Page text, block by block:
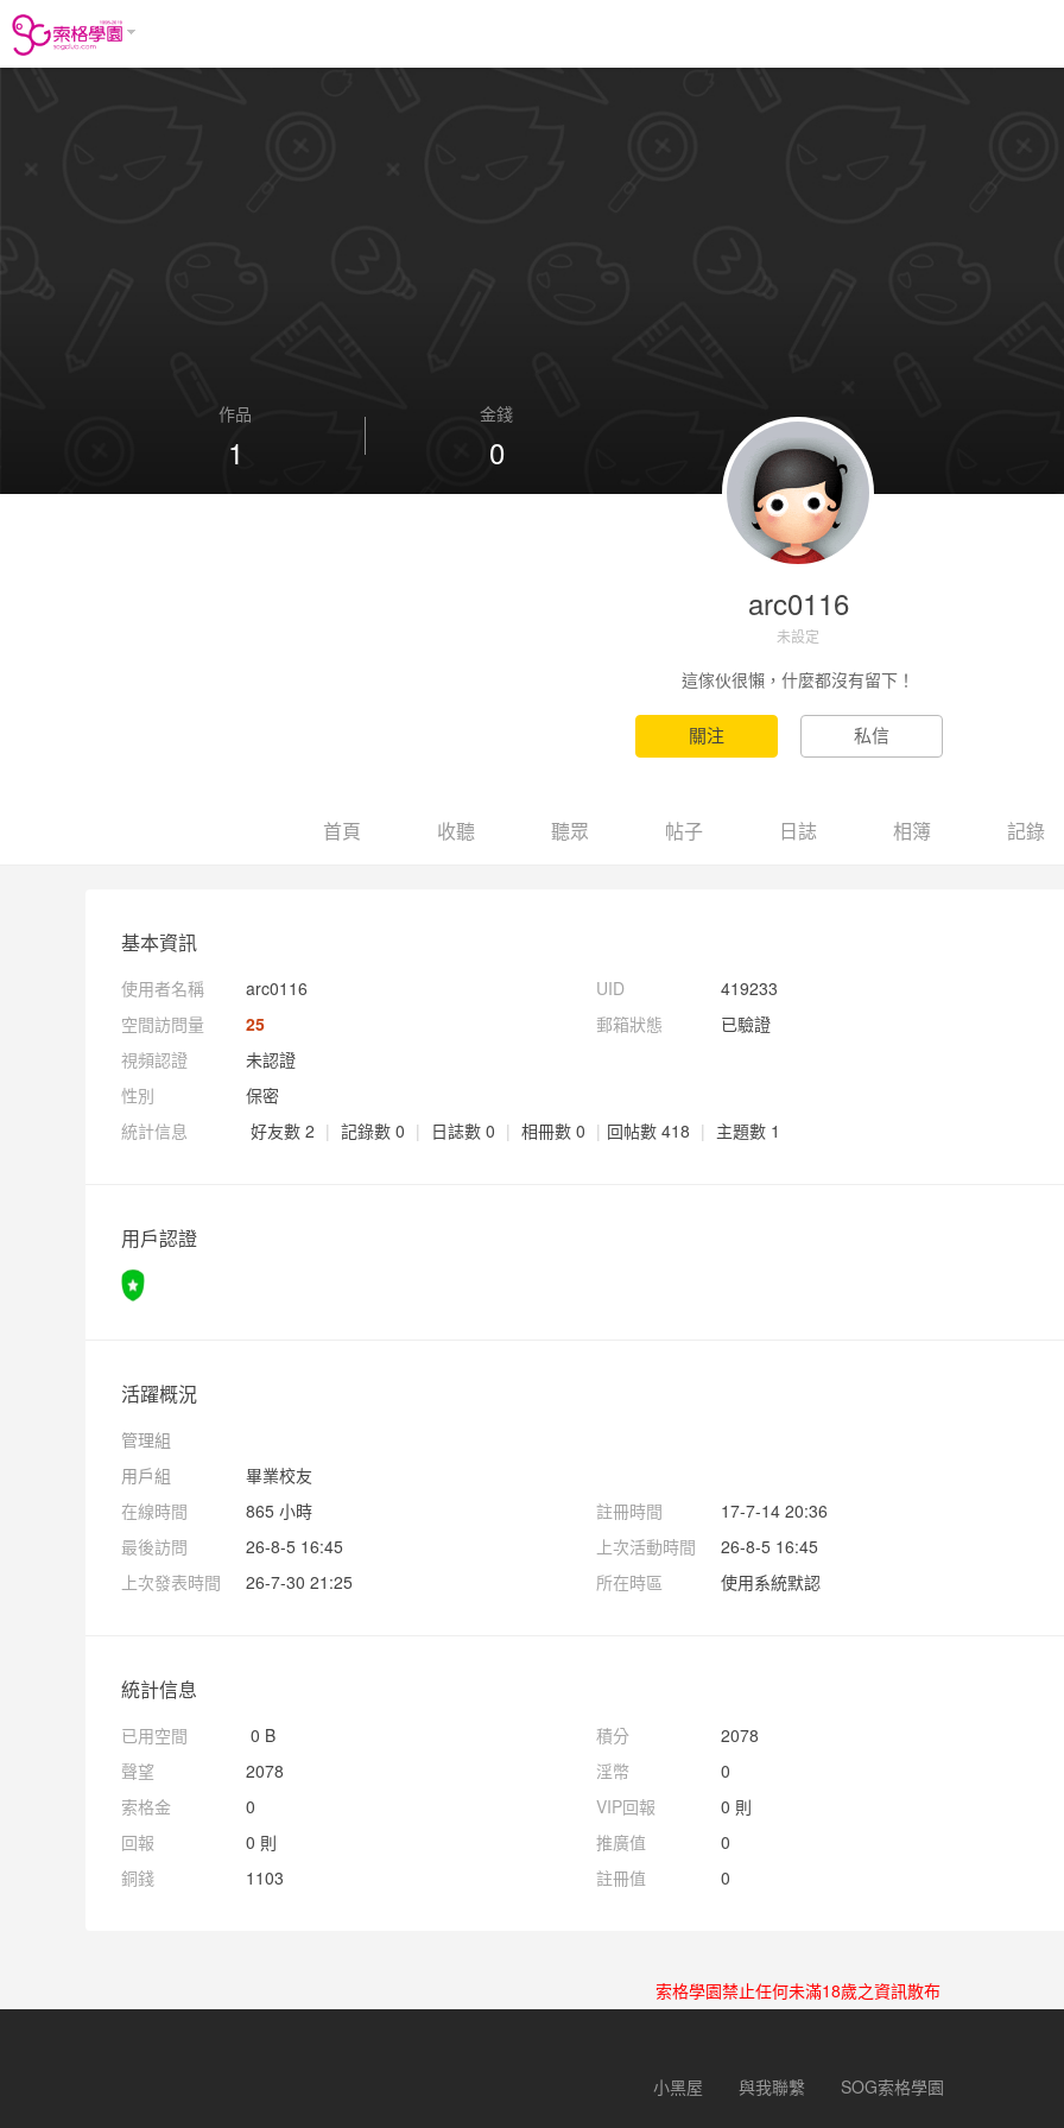
作品
1
金錢
0
arc0116
未設定
這傢伙很懶，什麼都沒有留下！
首頁 收聽 聽眾 帖子 日誌 相簿 記錄
基本資訊
使用者名稱 arc0116 UID
419233
空間訪問量
25 郵箱狀態
已驗證
視頻認證
未認證
性別
保密
統計信息
好友數 2 | 記錄數 0 | 日誌數 0 | 相冊數 0 | 回帖數 418 | 主題數 1
用戶認證
活躍概況
管理組
用戶組
畢業校友
在線時間
865 小時 註冊時間
17-7-14 20:36
最後訪問
26-8-5 16:45 上次活動時間
26-8-5 16:45
上次發表時間
26-7-30 21:25 所在時區 使用系統默認
統計信息
已用空間 0 B 積分
2078
聲望
2078 淫幣
0
索格金
0 VIP回報
0 則
回報
0 則 推廣值
0
銅錢
1103 註冊值 0
索格學園禁止任何未滿18歲之資訊散布
小黑屋 與我聯繫 SOG索格學園